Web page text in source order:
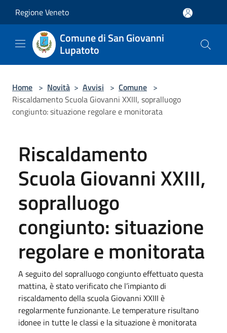
Regione Veneto
Comune di San Giovanni
Lupatoto
Home > Novità > Avvisi > Comune >
Riscaldamento Scuola Giovanni XXIII, sopralluogo
congiunto: situazione regolare e monitorata
Riscaldamento
Scuola Giovanni XXIII,
sopralluogo
congiunto: situazione
regolare e monitorata
A seguito del sopralluogo congiunto effettuato questa
mattina, è stato verificato che l’impianto di
riscaldamento della scuola Giovanni XXIII è
regolarmente funzionante. Le temperature risultano
idonee in tutte le classi e la situazione è monitorata